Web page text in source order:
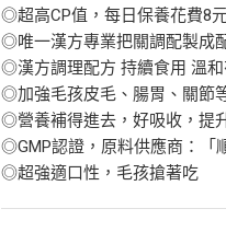
◎超高CP值，每日保養花費8
◎唯一漢方專業把關調配製成
◎漢方調理配方 持續食用 溫
◎加強毛孩皮毛、腸胃、關節
◎營養補得進去，好吸收，提
◎GMP認證，原料供應商：「
◎超強適口性，毛孩搶著吃